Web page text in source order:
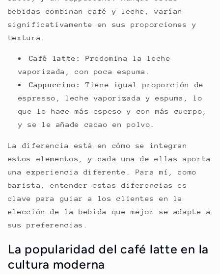
bebidas combinan café y leche, varían
significativamente en sus proporciones y
textura.
Café latte:
Predomina la leche
vaporizada, con poca espuma.
Cappuccino:
Tiene igual proporción de
espresso, leche vaporizada y espuma, lo
que lo hace más espeso y con más cuerpo,
y se le añade cacao en polvo.
La diferencia está en cómo se integran
estos elementos, y cada una de ellas aporta
una experiencia diferente. Para mí, como
barista, entender estas diferencias es
clave para guiar a los clientes en la
elección de la bebida que mejor se adapte a
sus preferencias.
La popularidad del café latte en la
cultura moderna